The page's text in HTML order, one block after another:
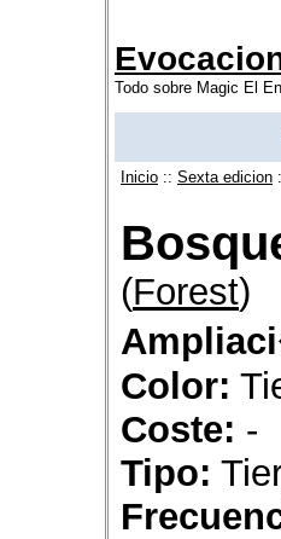
Todo sobre Magic El
Inicio :: Sexta edicion
(Forest)
Color:
Coste: -
Tipo: